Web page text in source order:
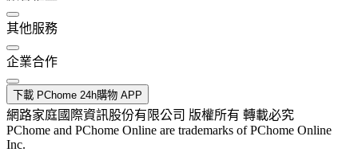
其他服務
企業合作
下載 PChome 24h購物 APP
網路家庭國際資訊股份有限公司 版權所有 轉載必究
PChome and PChome Online are trademarks of PChome Online
Inc.